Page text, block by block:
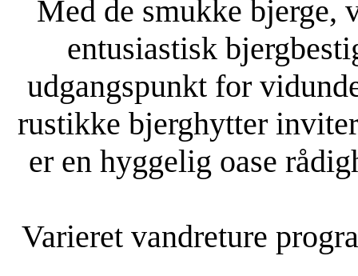
Med de smukke
entusiastisk
udgangspunkt for
rustikke bjerghytter
er en hyggelig oase
Varieret vandreture